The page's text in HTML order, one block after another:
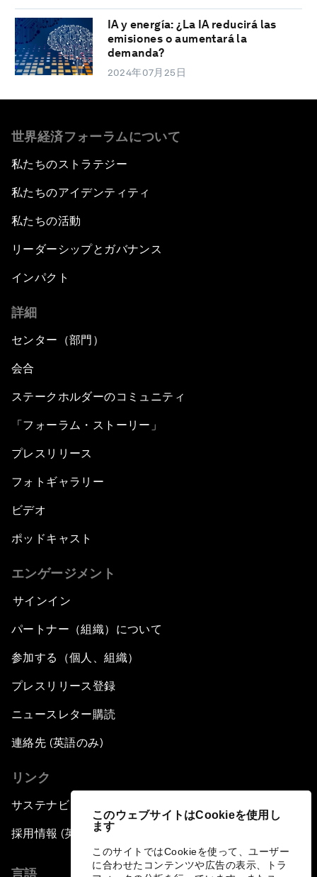
このウェブサイトはCookieを使用し
ます
このサイトではCookieを使って、ユーザー
に合わせたコンテンツや広告の表示、トラ
IA y energía: ¿La IA reducirá las
emisiones o aumentará la
demanda?
2024年07月25日
世界経済フォーラムについて
私たちのストラテジー
私たちのアイデンティティ
私たちの活動
リーダーシップとガバナンス
インパクト
詳細
センター（部門）
会合
ステークホルダーのコミュニティ
「フォーラム・ストーリー」
プレスリリース
フォトギャラリー
ビデオ
ポッドキャスト
エンゲージメント
サインイン
パートナー（組織）について
参加する（個人、組織）
プレスリリース登録
ニュースレター購読
連絡先 (英語のみ)
リンク
サステナビリティへの取り組み
採用情報 (英語のみ)
言語